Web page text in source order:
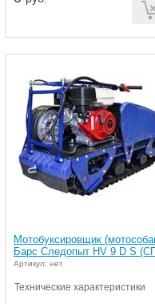
Мотобуксировщик
Барс Следопыт HV 9 D S
Артикул: нет
Технические характеристики